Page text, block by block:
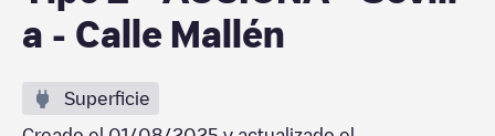
a - Calle Mallén
Superficie